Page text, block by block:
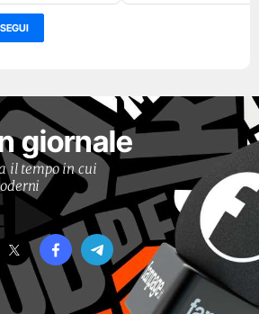
SEGUI
giornale
il tempo in cui